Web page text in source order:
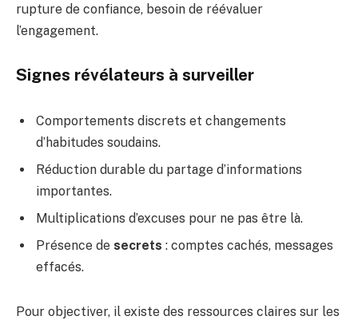
rupture de confiance, besoin de réévaluer
l’engagement.
Signes révélateurs à surveiller
Comportements discrets et changements
d’habitudes soudains.
Réduction durable du partage d’informations
importantes.
Multiplications d’excuses pour ne pas être là.
Présence de secrets : comptes cachés, messages
effacés.
Pour objectiver, il existe des ressources claires sur les